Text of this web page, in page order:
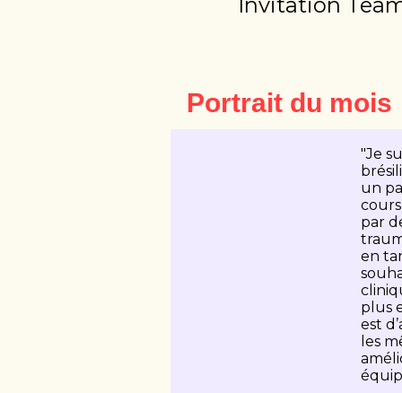
Portrait du mois
"Je
un
par
en
plus
est
les